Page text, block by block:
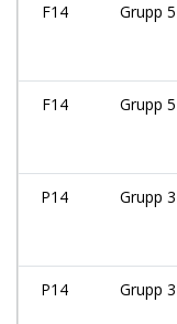
F14 Grupp 5
F14 Grupp 5
P14 Grupp 3
P14 Grupp 3